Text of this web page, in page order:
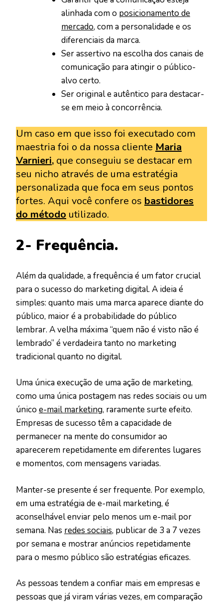
alinhada com o posicionamento de
mercado, com a personalidade e os
diferenciais da marca.
Ser assertivo na escolha dos canais de
comunicação para atingir o público-
alvo certo.
Ser original e autêntico para destacar-
se em meio à concorrência.
Um caso em que isso foi executado com
maestria foi o da nossa cliente Maria
Varnieri, que conseguiu se destacar em
seu nicho através de uma estratégia
personalizada que foca em seus pontos
fortes. Aqui você confere os bastidores
do método utilizado.
2- Frequência.
Além da qualidade, a frequência é um fator crucial
para o sucesso do marketing digital. A ideia é
simples: quanto mais uma marca aparece diante do
público, maior é a probabilidade do público
lembrar. A velha máxima “quem não é visto não é
lembrado” é verdadeira tanto no marketing
tradicional quanto no digital.
Uma única execução de uma ação de marketing,
como uma única postagem nas redes sociais ou um
único e-mail marketing, raramente surte efeito.
Empresas de sucesso têm a capacidade de
permanecer na mente do consumidor ao
aparecerem repetidamente em diferentes lugares
e momentos, com mensagens variadas.
Manter-se presente é ser frequente. Por exemplo,
em uma estratégia de e-mail marketing, é
aconselhável enviar pelo menos um e-mail por
semana. Nas redes sociais, publicar de 3 a 7 vezes
por semana e mostrar anúncios repetidamente
para o mesmo público são estratégias eficazes.
As pessoas tendem a confiar mais em empresas e
pessoas que já viram várias vezes, em comparação